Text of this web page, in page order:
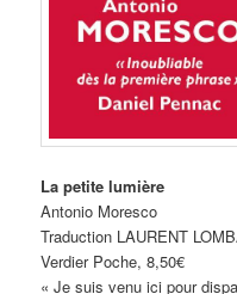
La petite lumière
Antonio Moresco
Traduction LAURENT
Verdier Poche, 8,50€
« Je suis venu ici pour